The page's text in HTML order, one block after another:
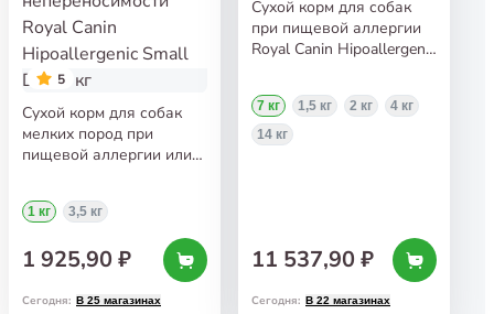
5
Сухой корм для собак
мелких пород при
пищевой аллергии или
Canin Hipoallergenic Small
Dog 1 кг
1 кг 3,5 кг
1 925,90 ₽
Сегодня: В 25 магазинах
Сухой корм для собак
при пищевой аллергии
Royal Canin Hipoallergenic
7 кг 1,5 кг 2 кг
4 кг
14 кг
11 537,90 ₽
Сегодня: В 22 магазинах